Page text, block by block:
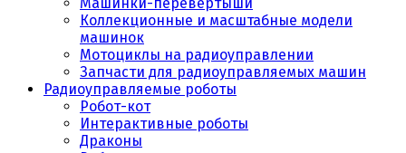
Коллекционные и масштабные модели
машинок
Мотоциклы на радиоуправлении
Запчасти для радиоуправляемых машин
Радиоуправляемые роботы
Робот-кот
Интерактивные роботы
Драконы